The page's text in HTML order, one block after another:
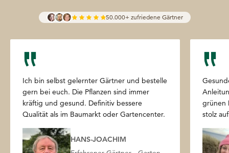
50.000+ zufriedene Gärtner
Ich bin selbst gelernter Gärtner und bestelle
gern bei euch. Die Pflanzen sind immer
kräftig und gesund. Definitiv bessere
Qualität als im Baumarkt oder Gartencenter.
HANS-JOACHIM
grünen
stolz